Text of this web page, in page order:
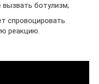
ботулизм;
спровоцировать
реакцию.